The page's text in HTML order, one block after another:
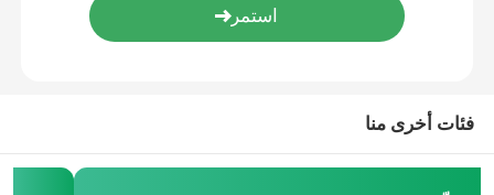
أجزاء المطاط مصبوب
المعادن ختم غسالة
فئات أخرى منا